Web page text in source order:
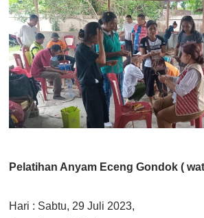
Pelatihan Anyam Eceng Gondok (
Hari : Sabtu, 29 Juli 2023,